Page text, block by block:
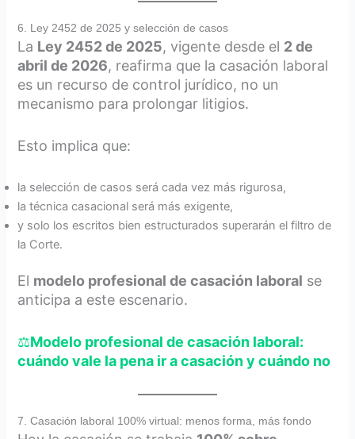
6. Ley 2452 de 2025 y selección de casos
La Ley 2452 de 2025, vigente desde el 2 de
abril de 2026, reafirma que la casación laboral
es un recurso de control jurídico, no un
mecanismo para prolongar litigios.
Esto implica que:
la selección de casos será cada vez más rigurosa,
la técnica casacional será más exigente,
y solo los escritos bien estructurados superarán el filtro de
la Corte.
El modelo profesional de casación laboral se
anticipa a este escenario.
⚖️Modelo profesional de casación laboral:
cuándo vale la pena ir a casación y cuándo no
7. Casación laboral 100% virtual: menos forma, más fondo